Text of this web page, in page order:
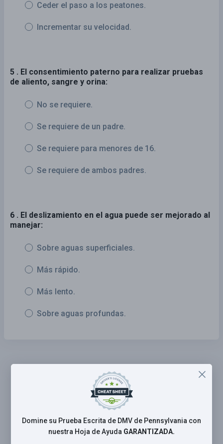
Ceder el paso a los peatones.
Incrementar su velocidad.
5 . El consentimiento paterno para realizar pruebas
de aliento, sangre y orina:
No se requiere.
Se requiere de un padre.
Se requiere para menores de 16.
Se requiere de ambos padres.
6 . El deslizamiento en el agua puede ser mejorado al
manejar:
Sobre aguas superficiales.
Más rápido.
Más lento.
Sobre aguas profundas.
Domine su Prueba Escrita de DMV de Pennsylvania con
nuestra Hoja de Ayuda GARANTIZADA.